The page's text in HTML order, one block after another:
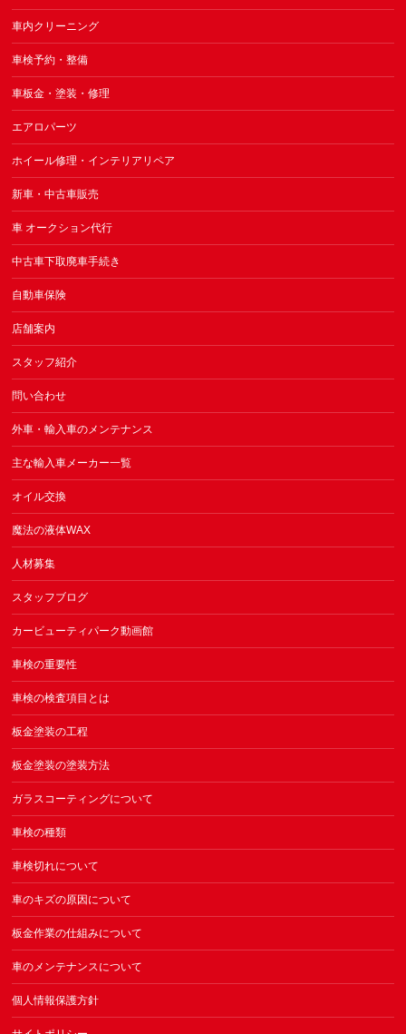
車内クリーニング
車検予約・整備
車板金・塗装・修理
エアロパーツ
ホイール修理・インテリアリペア
新車・中古車販売
車 オークション代行
中古車下取廃車手続き
自動車保険
店舗案内
スタッフ紹介
問い合わせ
外車・輸入車のメンテナンス
主な輸入車メーカー一覧
オイル交換
魔法の液体WAX
人材募集
スタッフブログ
カービューティパーク動画館
車検の重要性
車検の検査項目とは
板金塗装の工程
板金塗装の塗装方法
ガラスコーティングについて
車検の種類
車検切れについて
車のキズの原因について
板金作業の仕組みについて
車のメンテナンスについて
個人情報保護方針